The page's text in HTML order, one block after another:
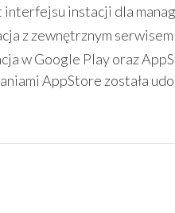
instacji dla
z zewnętrznym
w Google Play oraz
AppStore została